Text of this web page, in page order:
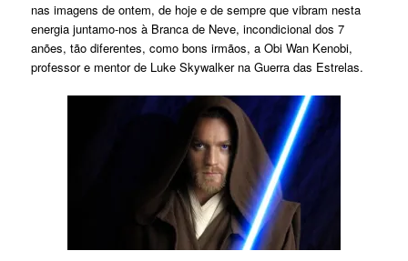
nas imagens de ontem, de hoje e de sempre que vibram nesta
energia juntamo-nos à Branca de Neve, incondicional dos 7
anões, tão diferentes, como bons irmãos, a Obi Wan Kenobi,
professor e mentor de Luke Skywalker na Guerra das Estrelas.